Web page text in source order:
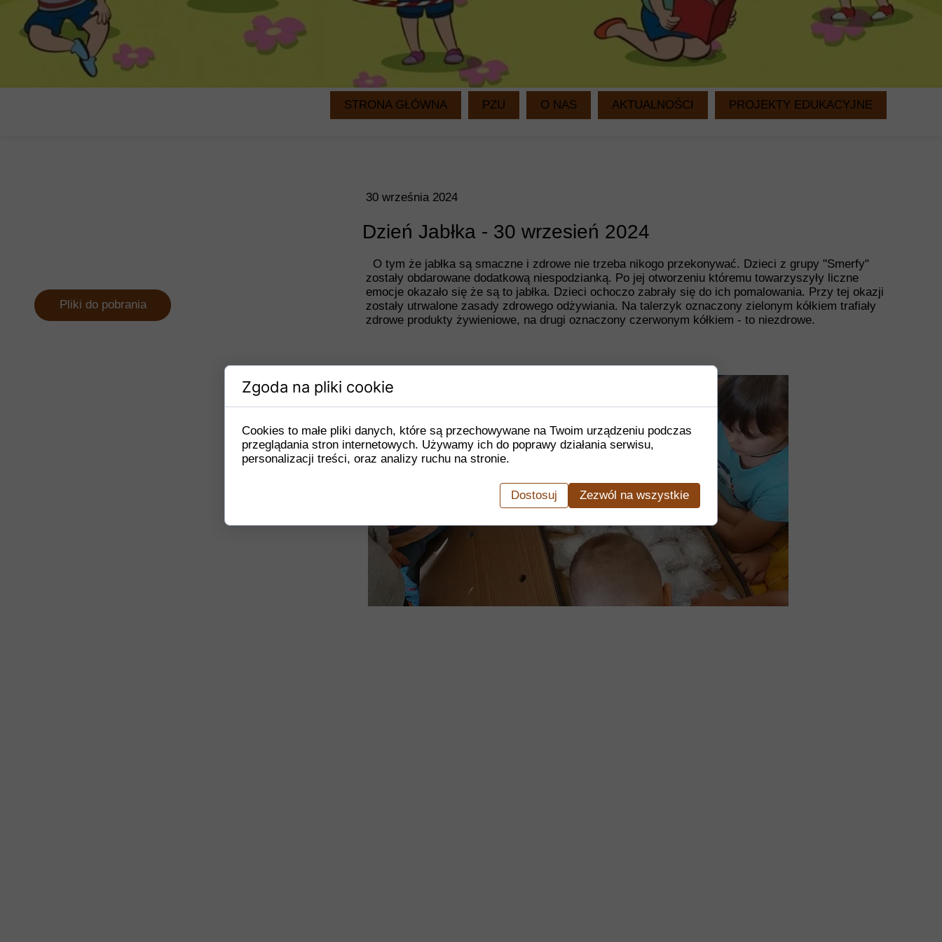
30 września 2024
Dzień Jabłka - 30 wrzesień 2024
O tym że jabłka są smaczne i zdrowe nie trzeba nikogo przekonywać. Dzieci z grupy "Smerfy"
zostały obdarowane dodatkową niespodzianką. Po jej otworzeniu któremu towarzyszyły liczne
emocje okazało się że są to jabłka. Dzieci ochoczo zabrały się do ich pomalowania. Przy tej okazji
zostały utrwalone zasady zdrowego odżywiania. Na talerzyk oznaczony zielonym kółkiem trafiały
zdrowe produkty żywieniowe, na drugi oznaczony czerwonym kółkiem - to niezdrowe.
Pliki do pobrania
STRONA GŁÓWNA PZU O NAS AKTUALNOŚCI PROJEKTY EDUKACYJNE
Zgoda na pliki cookie
Cookies to małe pliki danych, które są przechowywane na Twoim urządzeniu podczas
przeglądania stron internetowych. Używamy ich do poprawy działania serwisu,
personalizacji treści, oraz analizy ruchu na stronie.
Dostosuj Zezwól na wszystkie